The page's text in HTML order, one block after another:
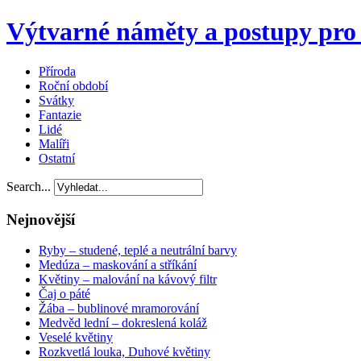
Výtvarné náměty a postupy
Příroda
Roční období
Svátky
Fantazie
Lidé
Malíři
Ostatní
Search...
Nejnovější
Ryby – studené, teplé a neutrální barvy
Medúza – maskování a stříkání
Květiny – malování na kávový filtr
Čaj o páté
Žába – bublinové mramorování
Medvěd lední – dokreslená koláž
Veselé květiny
Rozkvetlá louka, Duhové květiny